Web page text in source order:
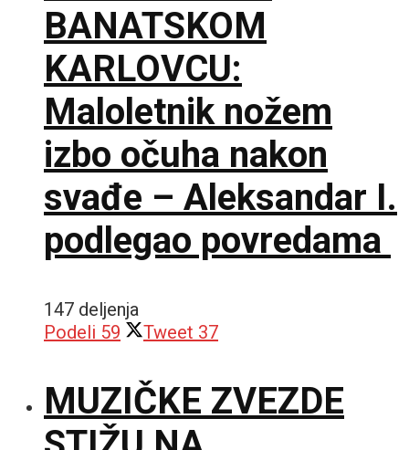
BANATSKOM
KARLOVCU:
Maloletnik nožem
izbo očuha nakon
svađe – Aleksandar I.
podlegao povredama
147 deljenja
Podeli 59 Tweet 37
MUZIČKE ZVEZDE